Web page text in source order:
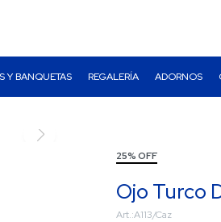
Y BANQUETAS REGALERÍA ADORNOS
25% OFF
Ojo Turco
A113/Caz